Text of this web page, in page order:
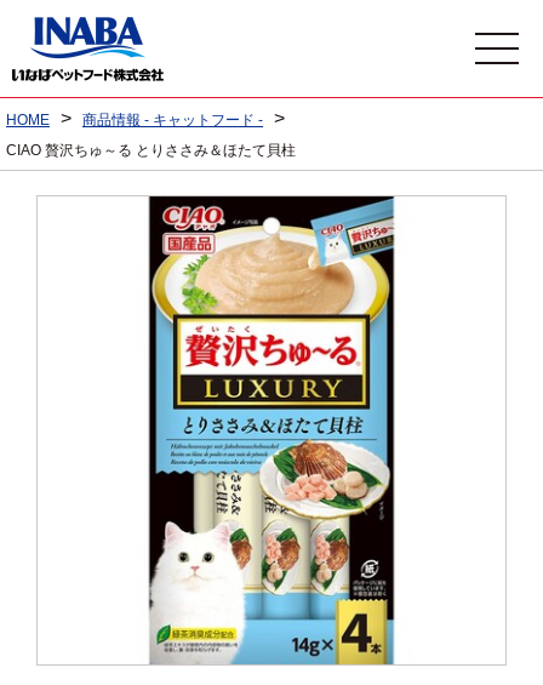
HOME > 商品情報 - キャットフード - >
CIAO 贅沢ちゅ～る とりささみ＆ほたて貝柱